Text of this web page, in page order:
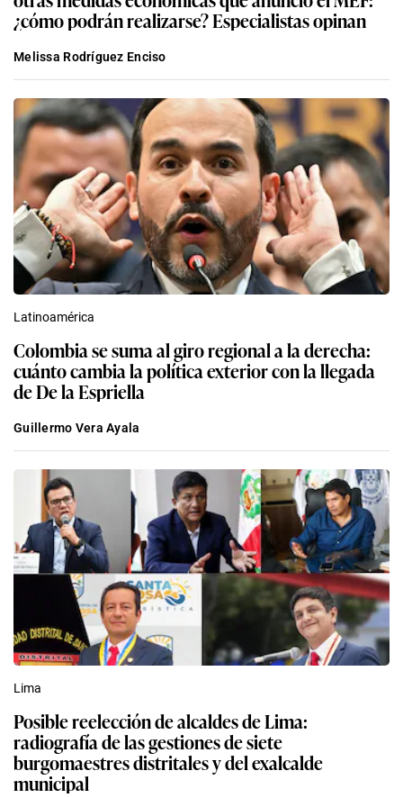
¿cómo podrán realizarse? Especialistas opinan
Melissa Rodríguez Enciso
Latinoamérica
Colombia se suma al giro regional a la derecha:
cuánto cambia la política exterior con la llegada
de De la Espriella
Guillermo Vera Ayala
Lima
Posible reelección de alcaldes de Lima:
radiografía de las gestiones de siete
burgomaestres distritales y del exalcalde
municipal